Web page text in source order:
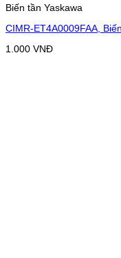
Biến tần Yaskawa
CIMR-ET4A0009FAA,
1.000 VNĐ